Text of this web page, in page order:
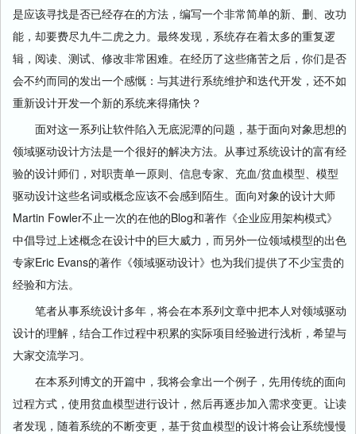
是应该寻找是否已经存在的方法，编写一个非常简单的新、删、改功
能，却要费尽九牛二虎之力。最终发现，系统存在着太多的重复逻
辑，阅读、测试、修改非常困难。在经历了这些痛苦之后，你们是否
会不约而同的发出一个感慨：与其进行系统维护和迭代开发，还不如
重新设计开发一个新的系统来得痛快？
面对这一系列让软件陷入无底泥潭的问题，基于面向对象思想的
领域驱动设计方法是一个很好的解决方法。从事过系统设计的富有经
验的设计师们，对职责单一原则、信息专家、充血/贫血模型、模型
驱动设计这些名词或概念应该不会感到陌生。面向对象的设计大师
Martin Fowler不止一次的在他的Blog和著作《企业应用架构模式》
中倡导过上述概念在设计中的巨大威力，而另外一位领域模型的出色
专家Eric Evans的著作《领域驱动设计》也为我们提供了不少宝贵的
经验和方法。
笔者从事系统设计多年，将会在本系列文章中把本人对领域驱动
设计的理解，结合工作过程中积累的实际项目经验进行浅析，希望与
大家交流学习。
在本系列博文的开篇中，我将会拿出一个例子，先用传统的面向
过程方式，使用贫血模型进行设计，然后再逐步加入需求变更。让读
者发现，随着系统的不断变更，基于贫血模型的设计将会让系统慢慢